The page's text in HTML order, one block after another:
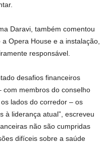
Daravi, também comentou
Opera House e a instalação,
responsável.
desafios financeiros
com membros do conselho
lados do corredor – os
à liderança atual”, escreveu
não são cumpridas
difíceis sobre a saúde